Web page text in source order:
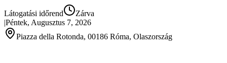
Látogatási időrend
Zárva
|Péntek, Augusztus 7, 2026
Piazza della Rotonda, 00186 Róma, Olaszország